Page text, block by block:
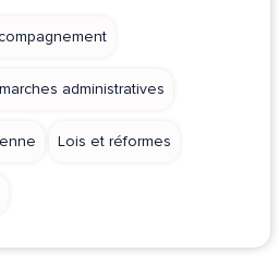
administratives
Lois et réformes